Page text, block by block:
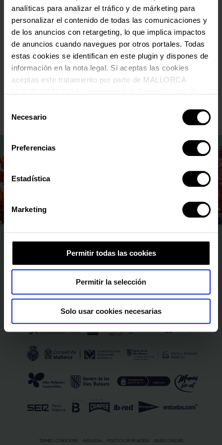
analíticas para analizar el tráfico y de márketing para
personalizar el contenido de todas las comunicaciones y
de los anuncios con retargeting, lo que implica impactos
de anuncios cuando navegues por otros portales. Todas
estas cookies se identifican en este plugin y dispones de
información en la nota legal. Si aceptas las cookies
aceptas este tratamiento por parte de MALLORCA
nuestra Política de Inteligencia Artificial.
Necesario
Preferencias
Estadística
Marketing
Permitir todas las cookies
Permitir la selección
Solo usar cookies necesarias
especials, descomptes únics i moltes més
avantatges
CORREU ELECTRÒNIC*
*Requerit
ACCEPTO QUE MALLORCA MUSIC BRAND TRACTI LES
MEVES DADES PERSONALS D’ACORD AMB LA
POLÍTICA DE PRIVACITAT . Pots donar-te de baixa o
SEGUEIX-NOS A
SPONSORS I PATROCINADORS
TERMES I CONDICIONS AVÍS LEGAL POLÍTICA DE PRIVADESA BASES CONCURS